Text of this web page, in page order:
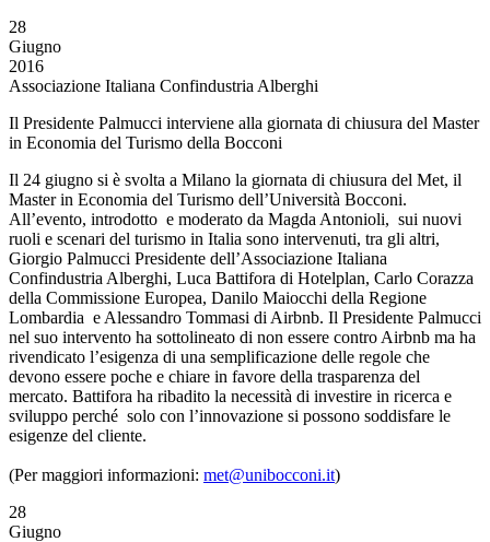
28
Giugno
2016
Associazione Italiana Confindustria Alberghi
Il Presidente Palmucci interviene alla giornata di chiusura del Master
in Economia del Turismo della Bocconi
Il 24 giugno si è svolta a Milano la giornata di chiusura del Met, il
Master in Economia del Turismo dell’Università Bocconi.
All’evento, introdotto e moderato da Magda Antonioli, sui nuovi
ruoli e scenari del turismo in Italia sono intervenuti, tra gli altri,
Giorgio Palmucci Presidente dell’Associazione Italiana
Confindustria Alberghi, Luca Battifora di Hotelplan, Carlo Corazza
della Commissione Europea, Danilo Maiocchi della Regione
Lombardia e Alessandro Tommasi di Airbnb. Il Presidente Palmucci
nel suo intervento ha sottolineato di non essere contro Airbnb ma ha
rivendicato l’esigenza di una semplificazione delle regole che
devono essere poche e chiare in favore della trasparenza del
mercato. Battifora ha ribadito la necessità di investire in ricerca e
sviluppo perché solo con l’innovazione si possono soddisfare le
esigenze del cliente.
(Per maggiori informazioni: met@unibocconi.it)
28
Giugno